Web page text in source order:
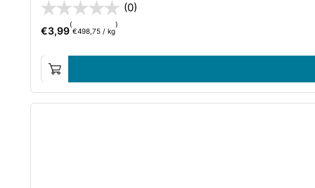
(0)
€3,99
(
€498,75/ kg
)